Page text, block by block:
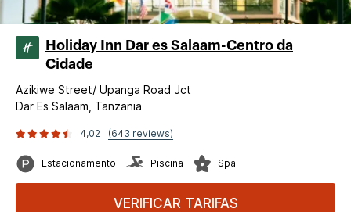
Holiday Inn Dar es Salaam-Centro da
Cidade
Azikiwe Street/ Upanga Road Jct
Dar Es Salaam, Tanzania
4,02 (643 reviews)
Estacionamento Piscina Spa
VERIFICAR TARIFAS